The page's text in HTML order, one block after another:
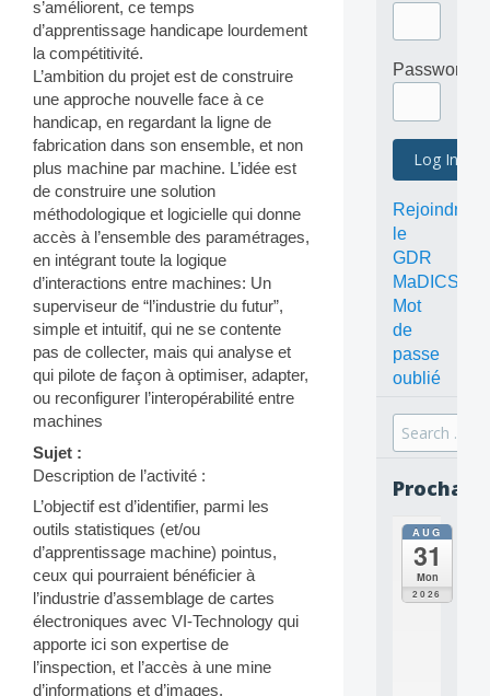
s’améliorent, ce temps
d’apprentissage handicape lourdement
la compétitivité.
L’ambition du projet est de construire
une approche nouvelle face à ce
handicap, en regardant la ligne de
fabrication dans son ensemble, et non
plus machine par machine. L’idée est
de construire une solution
méthodologique et logicielle qui donne
accès à l’ensemble des paramétrages,
en intégrant toute la logique
d’interactions entre machines: Un
superviseur de “l’industrie du futur”,
simple et intuitif, qui ne se contente
pas de collecter, mais qui analyse et
qui pilote de façon à optimiser, adapter,
ou reconfigurer l’interopérabilité entre
machines
Sujet :
Description de l’activité :
L’objectif est d’identifier, parmi les
outils statistiques (et/ou
d’apprentissage machine) pointus,
ceux qui pourraient bénéficier à
l’industrie d’assemblage de cartes
électroniques avec VI-Technology qui
apporte ici son expertise de
l’inspection, et l’accès à une mine
d’informations et d’images.
Password
Rejoindre
le
GDR
MaDICS
Mot
de
passe
oublié
Search
for:
AUG
31
Mon
2026